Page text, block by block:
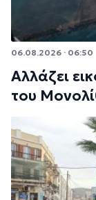
06.08.2026 · 06:50
Αλλάζει
του